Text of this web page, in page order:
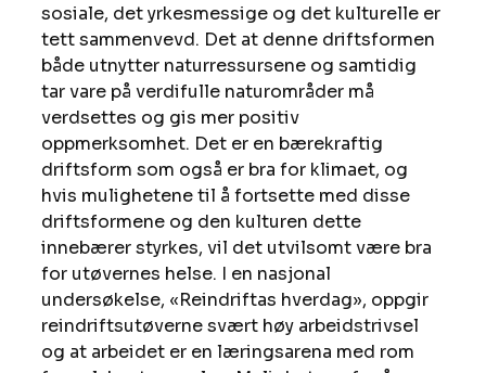
sosiale, det yrkesmessige og det kulturelle er
tett sammenvevd. Det at denne driftsformen
både utnytter naturressursene og samtidig
tar vare på verdifulle naturområder må
verdsettes og gis mer positiv
oppmerksomhet. Det er en bærekraftig
driftsform som også er bra for klimaet, og
hvis mulighetene til å fortsette med disse
driftsformene og den kulturen dette
innebærer styrkes, vil det utvilsomt være bra
for utøvernes helse. I en nasjonal
undersøkelse, «Reindriftas hverdag», oppgir
reindriftsutøverne svært høy arbeidstrivsel
og at arbeidet er en læringsarena med rom